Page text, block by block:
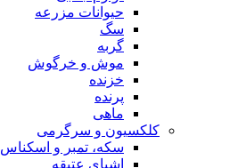
حیوانات مزرعه
سگ
گربه
موش و خرگوش
خزنده
پرنده
ماهی
کلکسیون و سرگرمی
سکه، تمبر و اسکناس
اشیای عتیقه